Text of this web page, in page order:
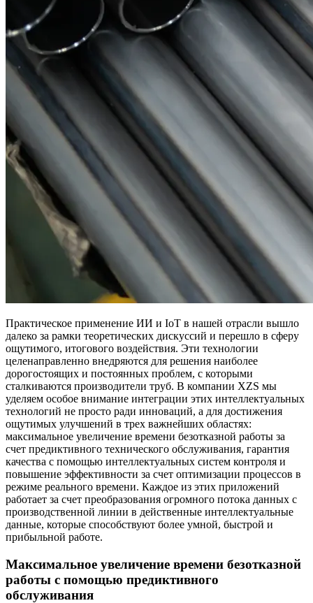
Практическое применение ИИ и IoT в нашей отрасли вышло
далеко за рамки теоретических дискуссий и перешло в сферу
ощутимого, итогового воздействия. Эти технологии
целенаправленно внедряются для решения наиболее
дорогостоящих и постоянных проблем, с которыми
сталкиваются производители труб. В компании XZS мы
уделяем особое внимание интеграции этих интеллектуальных
технологий не просто ради инноваций, а для достижения
ощутимых улучшений в трех важнейших областях:
максимальное увеличение времени безотказной работы за
счет предиктивного технического обслуживания, гарантия
качества с помощью интеллектуальных систем контроля и
повышение эффективности за счет оптимизации процессов в
режиме реального времени. Каждое из этих приложений
работает за счет преобразования огромного потока данных с
производственной линии в действенные интеллектуальные
данные, которые способствуют более умной, быстрой и
прибыльной работе.
Максимальное увеличение времени безотказной
работы с помощью предиктивного
обслуживания